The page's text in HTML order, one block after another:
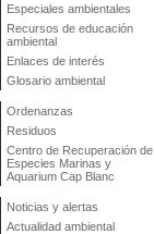
Especiales ambientales
Recursos de educación
ambiental
Enlaces de interés
Glosario ambiental
Ordenanzas
Residuos
Centro de Recuperación de
Especies Marinas y
Aquarium Cap Blanc
Noticias y alertas
Actualidad ambiental